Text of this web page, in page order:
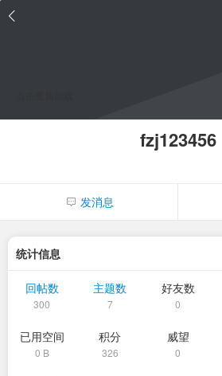
fzj123456
发消息
统计信息
回帖数
300
主题数
7
好友数
0
已用空间
0 B
积分
326
威望
0